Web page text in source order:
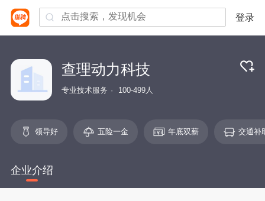
登录
查理动力科技
专业技术服务 100-499人
领导好 五险一金 年底双薪 交通补
企业介绍